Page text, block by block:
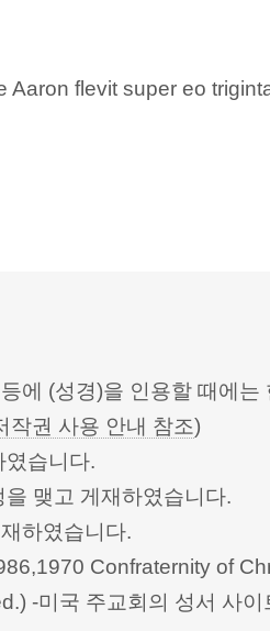
flevit super eo
에 (성경)을 인용할 때에
작권 사용 안내 참조)
였습니다.
맺고 게재하였습니다.
하였습니다.
Confraternity of
-미국 주교회의 성서 사이